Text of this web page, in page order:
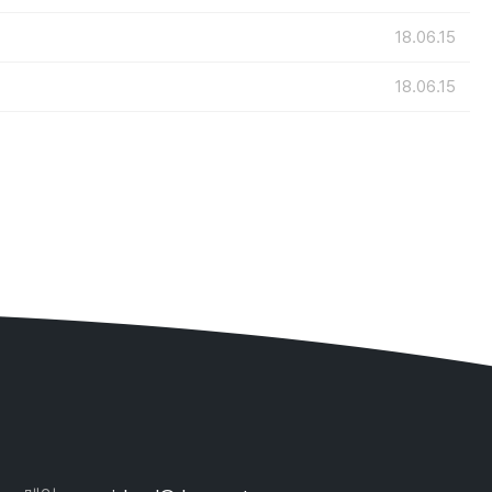
18.06.15
18.06.15